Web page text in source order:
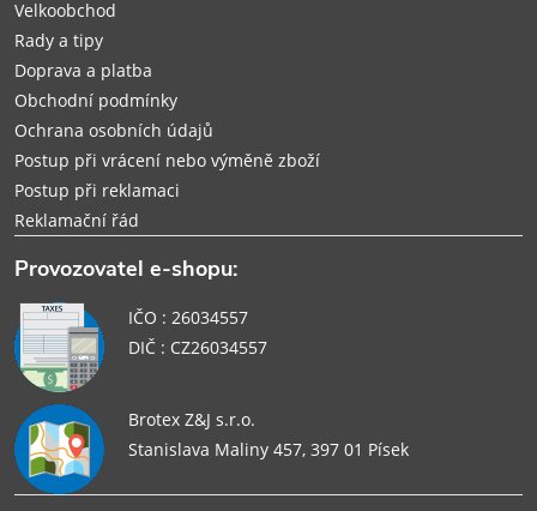
Velkoobchod
Rady a tipy
Doprava a platba
Obchodní podmínky
Ochrana osobních údajů
Postup při vrácení nebo výměně zboží
Postup při reklamaci
Reklamační řád
Provozovatel e-shopu:
IČO : 26034557
DIČ : CZ26034557
Brotex Z&J s.r.o.
Stanislava Maliny 457, 397 01 Písek